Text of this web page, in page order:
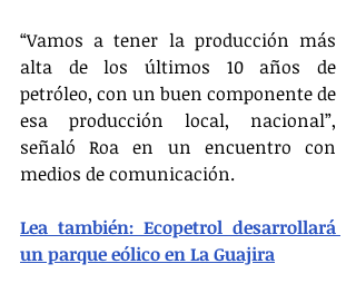
“Vamos a tener la producción más
alta de los últimos 10 años de
petróleo, con un buen componente de
esa producción local, nacional”,
señaló Roa en un encuentro con
medios de comunicación.
Lea también: Ecopetrol desarrollará
un parque eólico en La Guajira